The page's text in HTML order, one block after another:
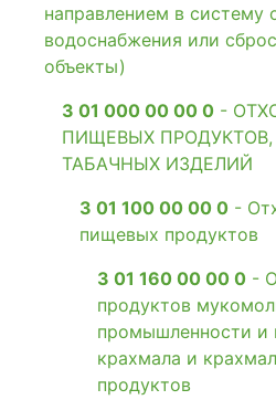
направлением в систему
водоснабжения или
объекты)
3 01 000 00 00 0 -
ПИЩЕВЫХ ПРОДУКТОВ,
ТАБАЧНЫХ ИЗДЕЛИЙ
3 01 100 00 00 0 -
пищевых продуктов
3 01 160 00 00 0 -
продуктов
промышленности и
крахмала и
продуктов